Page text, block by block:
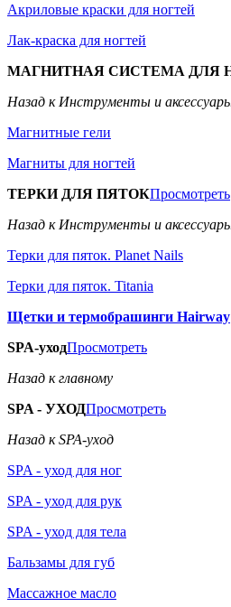
Акриловые краски для ногтей
Лак-краска для ногтей
МАГНИТНАЯ СИСТЕМА ДЛЯ
Назад к Инструменты и
Магнитные гели
Магниты для ногтей
ТЕРКИ ДЛЯ ПЯТОКПросмотреть
Назад к Инструменты и
Терки для пяток. Planet Nails
Терки для пяток. Titania
Щетки и термобрашинги Hairway
SPA-уходПросмотреть
Назад к главному
SPA - УХОДПросмотреть
Назад к SPA-уход
SPA - уход для ног
SPA - уход для рук
SPA - уход для тела
Бальзамы для губ
Массажное масло